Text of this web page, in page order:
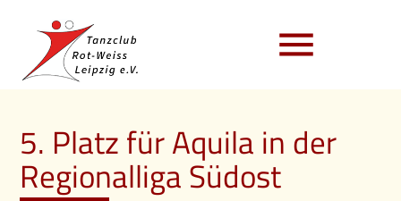
menu
5. Platz für Aquila in der
Regionalliga Südost